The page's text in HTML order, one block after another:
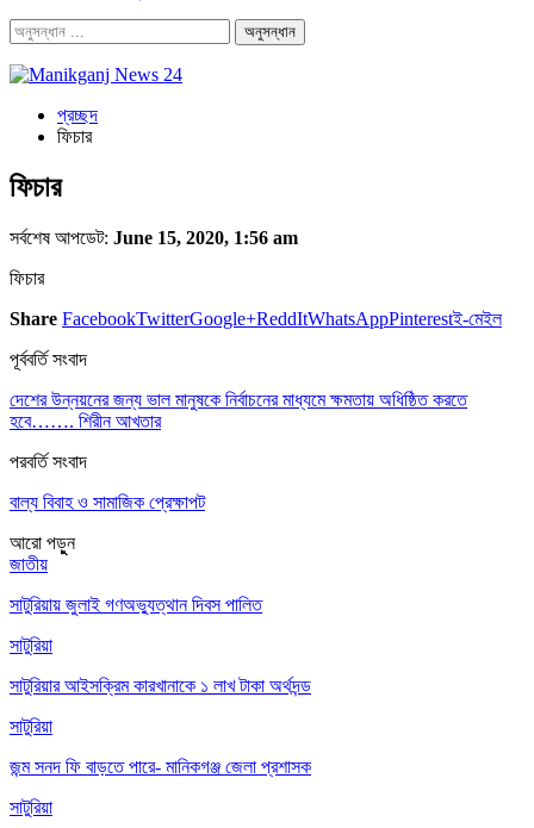
প্রচ্ছদ
ফিচার
ফিচার
সর্বশেষ আপডেট: June 15, 2020, 1:56 am
ফিচার
Share FacebookTwitterGoogle+ReddItWhatsAppPinterestই-মেইল
পূর্ববর্তি সংবাদ
দেশের উন্নয়নের জন্য ভাল মানুষকে নির্বাচনের মাধ্যমে ক্ষমতায় অধিষ্ঠিত করতে
হবে……. শিরীন আখতার
পরবর্তি সংবাদ
বাল্য বিবাহ ও সামাজিক প্রেক্ষাপট
আরো পড়ুুন
জাতীয়
সাটুরিয়ায় জুলাই গণঅভ্যুত্থান দিবস পালিত
সাটুরিয়া
সাটুরিয়ার আইসক্রিম কারখানাকে ১ লাখ টাকা অর্থদন্ড
সাটুরিয়া
জন্ম সনদ ফি বাড়তে পারে- মানিকগঞ্জ জেলা প্রশাসক
সাটুরিয়া